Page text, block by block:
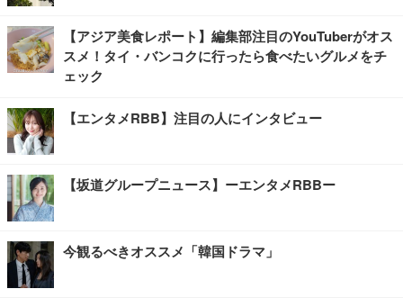
【アジア美食レポート】編集部注目のYouTuberがオス
スメ！タイ・バンコクに行ったら食べたいグルメをチ
ェック
【エンタメRBB】注目の人にインタビュー
【坂道グループニュース】ーエンタメRBBー
今観るべきオススメ「韓国ドラマ」